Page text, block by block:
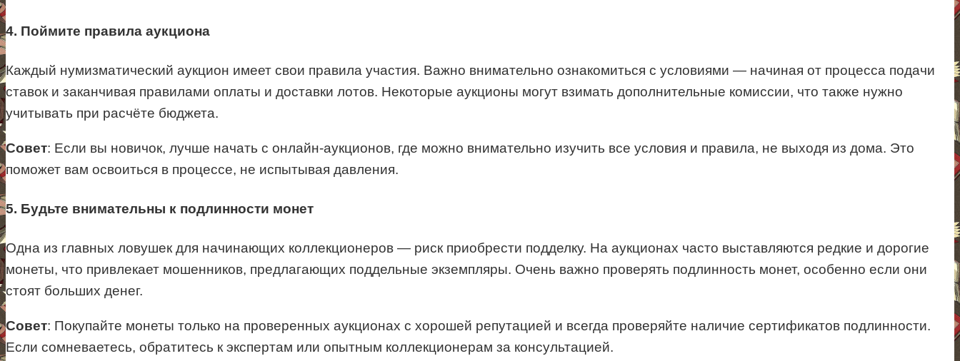
4. Поймите правила аукциона
Каждый нумизматический аукцион имеет свои правила участия. Важно внимательно ознакомиться с условиями — начиная от процесса подачи
ставок и заканчивая правилами оплаты и доставки лотов. Некоторые аукционы могут взимать дополнительные комиссии, что также нужно
учитывать при расчёте бюджета.
Совет: Если вы новичок, лучше начать с онлайн-аукционов, где можно внимательно изучить все условия и правила, не выходя из дома. Это
поможет вам освоиться в процессе, не испытывая давления.
5. Будьте внимательны к подлинности монет
Одна из главных ловушек для начинающих коллекционеров — риск приобрести подделку. На аукционах часто выставляются редкие и дорогие
монеты, что привлекает мошенников, предлагающих поддельные экземпляры. Очень важно проверять подлинность монет, особенно если они
стоят больших денег.
Совет: Покупайте монеты только на проверенных аукционах с хорошей репутацией и всегда проверяйте наличие сертификатов подлинности.
Если сомневаетесь, обратитесь к экспертам или опытным коллекционерам за консультацией.